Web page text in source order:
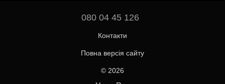
080 04 45 126
Контакти
Повна версія сайту
© 2026